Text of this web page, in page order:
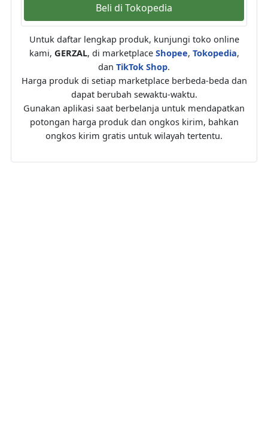
Beli di Tokopedia
Untuk daftar lengkap produk, kunjungi toko online
kami, GERZAL, di marketplace Shopee, Tokopedia,
dan TikTok Shop.
Harga produk di setiap marketplace berbeda-beda dan
dapat berubah sewaktu-waktu.
Gunakan aplikasi saat berbelanja untuk mendapatkan
potongan harga produk dan ongkos kirim, bahkan
ongkos kirim gratis untuk wilayah tertentu.